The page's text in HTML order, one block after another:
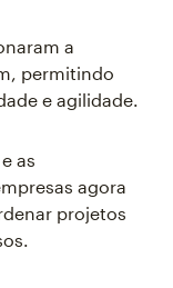
a
permitindo
e agilidade.
as
agora
projetos